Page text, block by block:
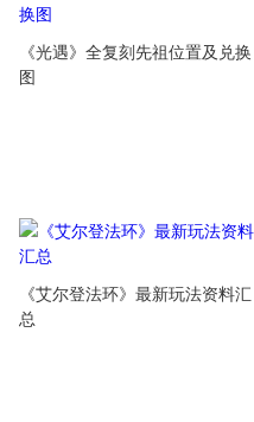
《光遇》全复刻先祖位置及兑换
图
《艾尔登法环》最新玩法资料汇
总